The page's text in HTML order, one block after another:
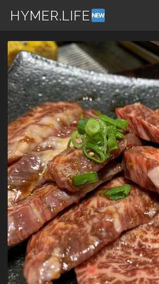
HYMER.LIFE
コ
ン
テ
ン
ツ
へ
ス
キ
ッ
プ